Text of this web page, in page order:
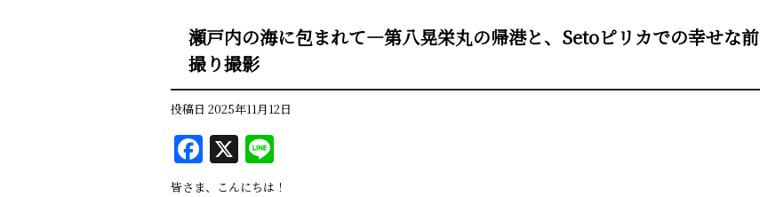
瀬戸内の海に包まれて—第八晃栄丸の帰港と、Setoピリカでの幸せな前
撮り撮影
投稿日 2025年11月12日
F
a
X
n
皆さま、こんにちは！